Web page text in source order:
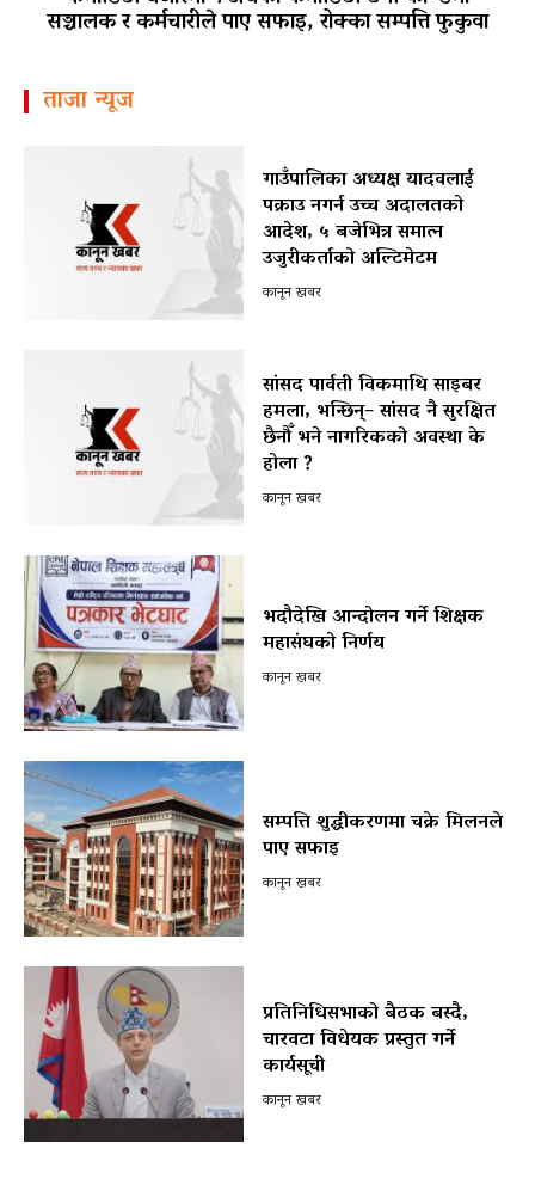
सञ्चालक र कर्मचारीले पाए सफाइ, रोक्का सम्पत्ति फुकुवा
ताजा न्यूज
गाउँपालिका अध्यक्ष यादवलाई
पक्राउ नगर्न उच्च अदालतको
आदेश, ५ बजेभित्र समात्न
उजुरीकर्ताको अल्टिमेटम
कानून खबर
सांसद पार्वती विकमाथि साइबर
हमला, भन्छिन्– सांसद नै सुरक्षित
छैनौँ भने नागरिकको अवस्था के
होला ?
कानून खबर
भदौदेखि आन्दोलन गर्ने शिक्षक
महासंघको निर्णय
कानून खबर
सम्पत्ति शुद्धीकरणमा चक्रे मिलनले
पाए सफाइ
कानून खबर
प्रतिनिधिसभाको बैठक बस्दै,
चारवटा विधेयक प्रस्तुत गर्ने
कार्यसूची
कानून खबर